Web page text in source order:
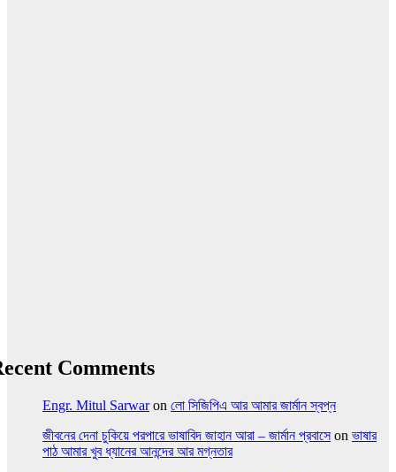
Comments
Engr. Mitul Sarwaron লো সিজিপিএ আর আমার জার্মান স্বপ্ন
জীবনের দেনা চুকিয়ে পরপারে ভাষাবিদ জাহান আরা – জার্মান প্রবাসেon ভাষার
পাঠ আমার খুব ধ্যানের আনন্দের আর মগ্নতার